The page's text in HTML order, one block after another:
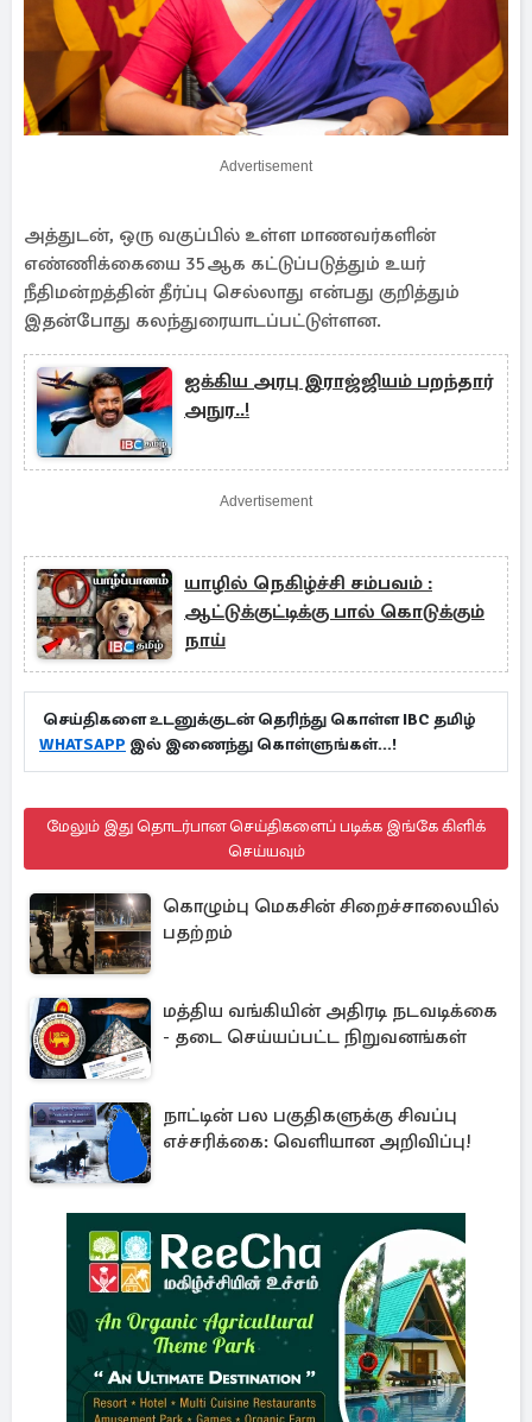
Advertisement
அத்துடன், ஒரு வகுப்பில் உள்ள மாணவர்களின்
எண்ணிக்கையை 35ஆக கட்டுப்படுத்தும் உயர்
நீதிமன்றத்தின் தீர்ப்பு செல்லாது என்பது குறித்தும்
இதன்போது கலந்துரையாடப்பட்டுள்ளன.
ஐக்கிய அரபு இராஜ்ஜியம் பறந்தார்
அநுர..!
Advertisement
யாழில் நெகிழ்ச்சி சம்பவம் :
ஆட்டுக்குட்டிக்கு பால் கொடுக்கும்
நாய்
செய்திகளை உடனுக்குடன் தெரிந்து கொள்ள IBC தமிழ்
WHATSAPP இல் இணைந்து கொள்ளுங்கள்...!
மேலும் இது தொடர்பான செய்திகளைப் படிக்க இங்கே கிளிக்
செய்யவும்
கொழும்பு மெகசின் சிறைச்சாலையில்
பதற்றம்
மத்திய வங்கியின் அதிரடி நடவடிக்கை
- தடை செய்யப்பட்ட நிறுவனங்கள்
நாட்டின் பல பகுதிகளுக்கு சிவப்பு
எச்சரிக்கை: வெளியான அறிவிப்பு!